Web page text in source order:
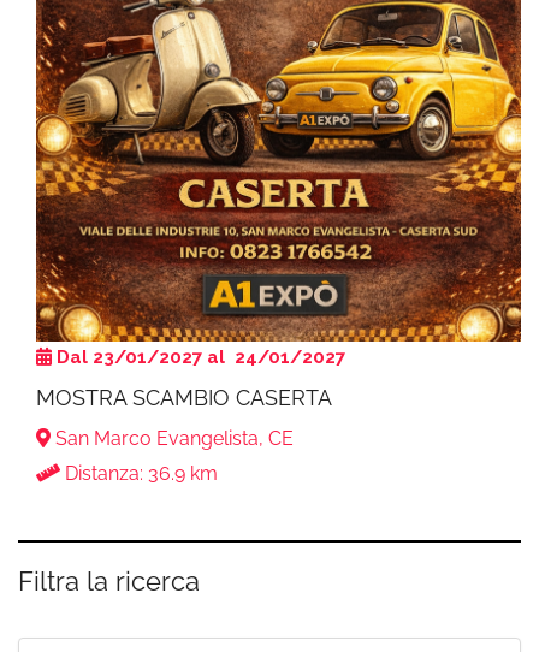
Dal 23/01/2027 al 24/01/2027
MOSTRA SCAMBIO CASERTA
San Marco Evangelista, CE
Distanza: 36.9 km
Filtra la ricerca